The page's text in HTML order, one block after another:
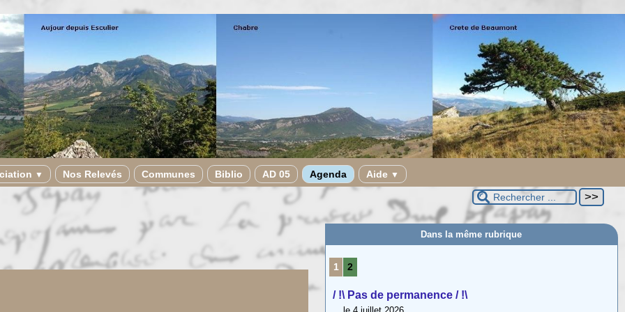
▼ Nos Relevés Communes Biblio AD 05 Agenda Aide ▼
Dans la même rubrique
1 2
/ !\ Pas de permanence / !\